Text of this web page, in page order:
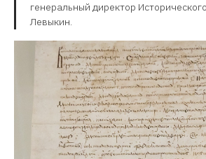
генеральный директор
Левыкин.